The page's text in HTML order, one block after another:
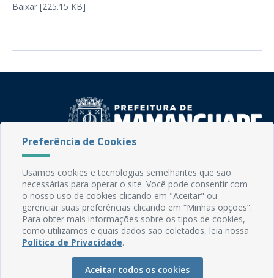
Baixar [225.15 KB]
CEP: 58.280-000 - Mamanguape/PB
Fone: (83) 3292-2246
Email: comunicacao@mamanguape.pb.gov.br
Expediente: Segunda à Sexta, das 08h às 13h
Mapa do Site
Perguntas frequentes
Preferência de Cookies
Usamos cookies e tecnologias semelhantes que são
necessárias para operar o site. Você pode consentir com
o nosso uso de cookies clicando em "Aceitar" ou
gerenciar suas preferências clicando em “Minhas opções”.
Para obter mais informações sobre os tipos de cookies,
como utilizamos e quais dados são coletados, leia nossa
Política de Privacidade.
Aceitar todos os cookies